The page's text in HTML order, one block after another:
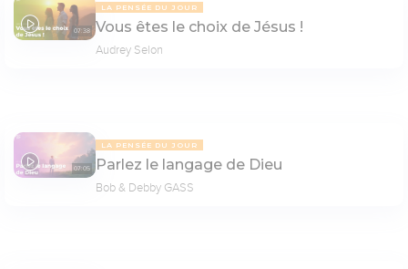
07:38
LA PENSÉE DU JOUR
Vous êtes le choix de Jésus !
Audrey Selon
07:05
LA PENSÉE DU JOUR
Parlez le langage de Dieu
Bob & Debby GASS